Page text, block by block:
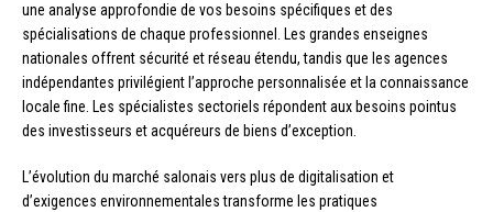
une analyse approfondie de vos besoins spécifiques et des
spécialisations de chaque professionnel. Les grandes enseignes
nationales offrent sécurité et réseau étendu, tandis que les agences
indépendantes privilégient l’approche personnalisée et la connaissance
locale fine. Les spécialistes sectoriels répondent aux besoins pointus
des investisseurs et acquéreurs de biens d’exception.
L’évolution du marché salonais vers plus de digitalisation et
d’exigences environnementales transforme les pratiques